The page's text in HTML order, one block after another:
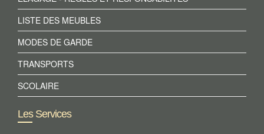
LISTE DES MEUBLES
MODES DE GARDE
TRANSPORTS
SCOLAIRE
Les Services